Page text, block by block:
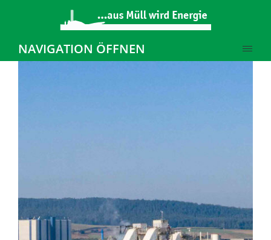
NAVIGATION ÖFFNEN